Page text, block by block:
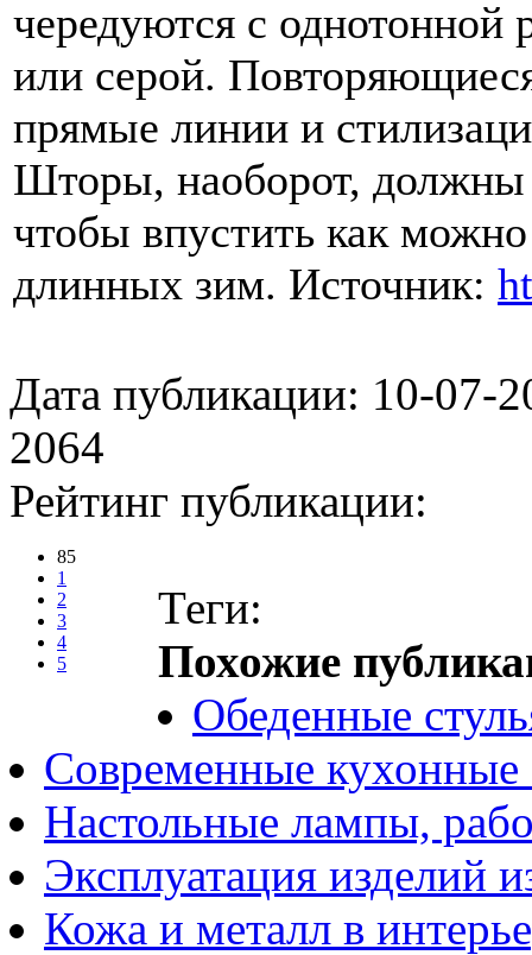
чередуются с однотонной
или серой.
прямые линии и
Шторы, наоборот,
чтобы впустить как
длинных зим. Источник:
Дата публикации: 10-
2064
Рейтинг публикации:
85
1
2
3
4
5
Теги:
Похожие
Обеденные
Современные кухонные
Настольные лампы,
Эксплуатация изделий
Кожа и металл в